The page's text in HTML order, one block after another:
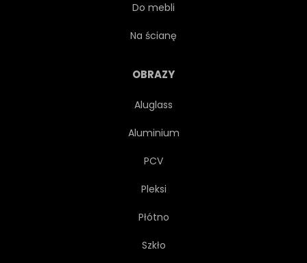
POKOJOWY
Do mebli
Na ścianę
OBRAZY
Aluglass
Aluminium
PCV
Pleksi
Płótno
Szkło